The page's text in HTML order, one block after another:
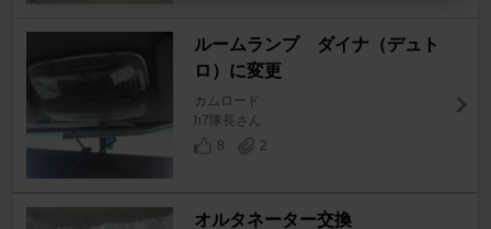
ルームランプ ダイナ（デュト
ロ）に変更
カムロード
h7隊長さん
8
2
オルタネーター交換